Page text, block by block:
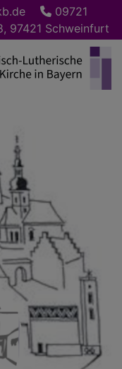
09721
97421 Schweinfurt